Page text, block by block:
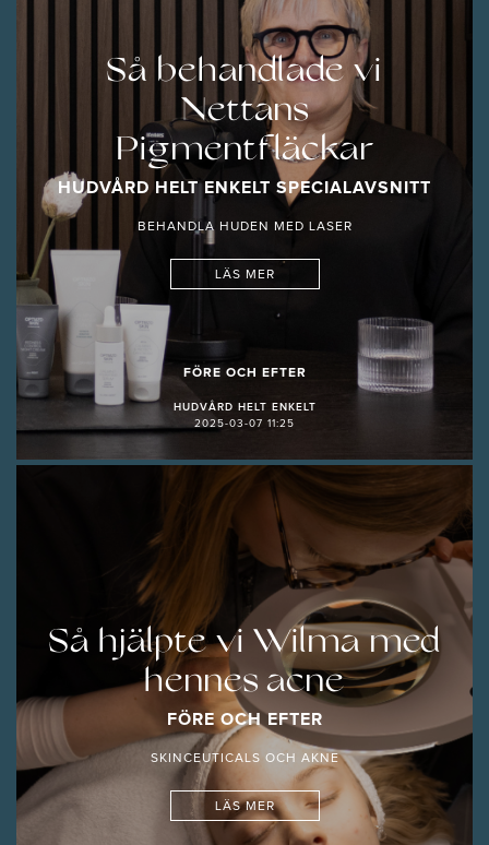
Så behandlade vi
Nettans
Pigmentfläckar
HUDVÅRD HELT ENKELT SPECIALAVSNITT
BEHANDLA HUDEN MED LASER
LÄS MER
FÖRE OCH EFTER
HUDVÅRD HELT ENKELT
2025-03-07 11:25
Så hjälpte vi Wilma med
hennes acne
FÖRE OCH EFTER
SKINCEUTICALS OCH AKNE
LÄS MER